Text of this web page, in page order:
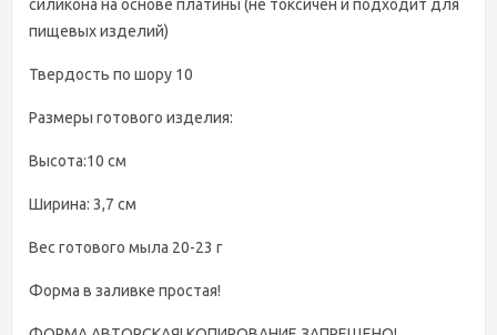
силикона на основе платины (не токсичен и подходит для
пищевых изделий)
Твердость по шору 10
Размеры готового изделия:
Высота:10 см
Ширина: 3,7 см
Вес готового мыла 20-23 г
Форма в заливке простая!